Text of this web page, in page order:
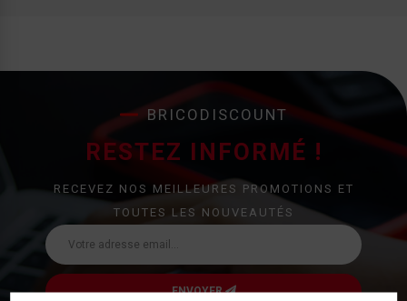
BRICODISCOUNT
RESTEZ INFORMÉ !
RECEVEZ NOS MEILLEURES PROMOTIONS ET
TOUTES LES NOUVEAUTÉS
ENVOYER